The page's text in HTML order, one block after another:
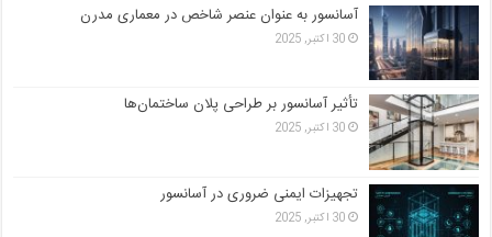
آسانسور به عنوان عنصر شاخص در معماری مدرن
30 اکتبر, 2025
تأثیر آسانسور بر طراحی پلان ساختمان‌ها
30 اکتبر, 2025
تجهیزات ایمنی ضروری در آسانسور
30 اکتبر, 2025